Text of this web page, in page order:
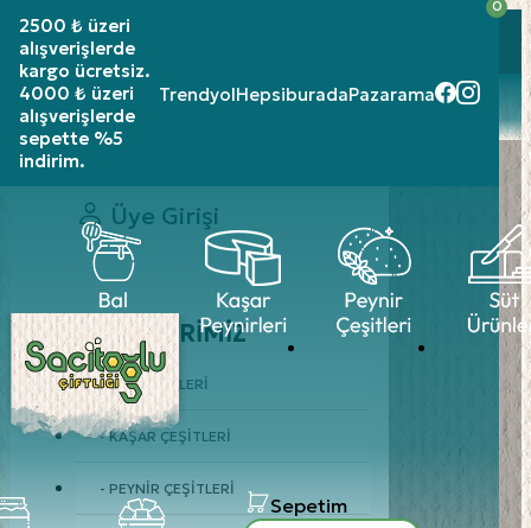
2500 ₺ üzeri siparişlerinizde
4000 ₺ üzeri alışverişlerde sepette %5 indirim
2500 ₺ üzeri
alışverişlerde
kargo ücretsiz.
4000 ₺ üzeri
alışverişlerde
sepette %5
indirim.
TrendyolHepsiburadaPazarama
Sepetim
0
Üye Girişi
ÜRÜNLERIMIZ
- BAL ÇEŞITLERI
- KAŞAR ÇEŞITLERI
- PEYNIR ÇEŞITLERI